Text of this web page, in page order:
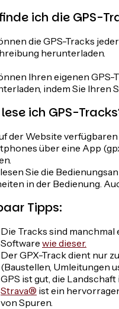
ich die GPS-
die GPS-Tracks
herunterladen.
Ihren eigenen
indem Sie Ihren
ich GPS-
der Website
über eine App
Sie die
in der Bedienung.
Tipps:
Die Tracks sind
Software wie dieser.
Der GPX-Track dient nur
(Baustellen, Umleitungen
GPS ist gut, die
Strava® ist ein
von Spuren.